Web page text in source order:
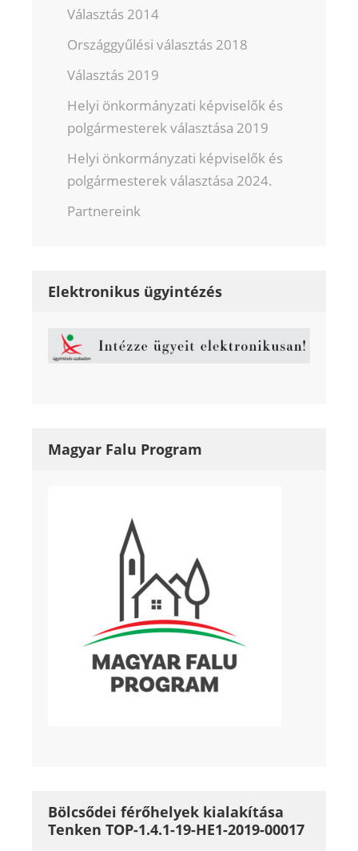
Választás 2014
Országgyűlési választás 2018
Választás 2019
Helyi önkormányzati képviselők és
polgármesterek választása 2019
Helyi önkormányzati képviselők és
polgármesterek választása 2024.
Partnereink
Elektronikus ügyintézés
Magyar Falu Program
Bölcsődei férőhelyek kialakítása
Tenken TOP-1.4.1-19-HE1-2019-00017